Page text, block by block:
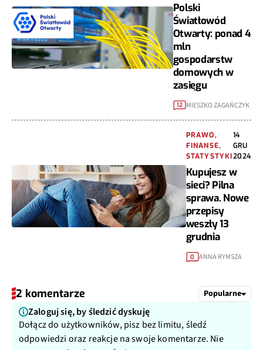
Polski
Światłowód
Otwarty: ponad 4
mln
gospodarstw
domowych w
zasięgu
12 MIESZKO ZAGAŃCZYK
PRAWO,
FINANSE,
STATYSTYKI
14
GRU
2024
Kupujesz w
sieci? Pilna
sprawa. Nowe
przepisy
weszły 13
grudnia
0 ANNA RYMSZA
2 komentarze Popularne
Zaloguj się, by śledzić dyskuję
Dołącz do użytkowników, pisz bez limitu, śledź
odpowiedzi oraz reakcje na swoje komentarze. Nie